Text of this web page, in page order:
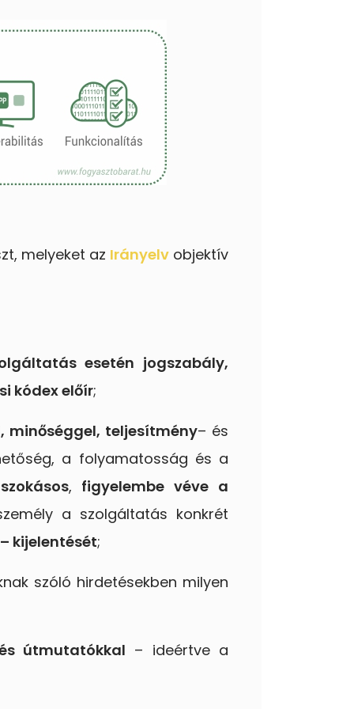
melyeket az Irányelvobjektív
esetén jogszabály,
kódex előír;
minőséggel, teljesítmény– és
a folyamatosság és a
, figyelembe véve a
a szolgáltatás konkrét
kijelentését;
szóló hirdetésekben milyen
útmutatókkal – ideértve a